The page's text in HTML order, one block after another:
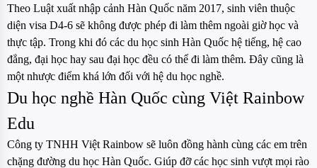
Theo Luật xuất nhập cảnh Hàn Quốc năm 2017, sinh viên thuộc
diện visa D4-6 sẽ không được phép đi làm thêm ngoài giờ học và
thực tập. Trong khi đó các du học sinh Hàn Quốc hệ tiếng, hệ cao
đẳng, đại học hay sau đại học đều có thể đi làm thêm. Đây cũng là
một nhược điểm khá lớn đối với hệ du học nghề.
Du học nghề Hàn Quốc cùng Việt Rainbow
Edu
Công ty TNHH Việt Rainbow sẽ luôn đồng hành cùng các em trên
chặng đường du học Hàn Quốc. Giúp đỡ các học sinh vượt mọi rào